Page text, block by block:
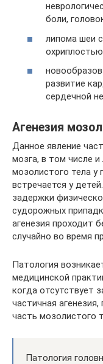
боли,
липома шеи
развитие
сердечной
Агенезия
Данное явление
мозга, в том числе и
мозолистого тела у
встречается у
задержки
судорожных
агенезия проходит
случайно во время
Патология
медицинской
когда отсутствует
частичная
часть мозолистого
Патология